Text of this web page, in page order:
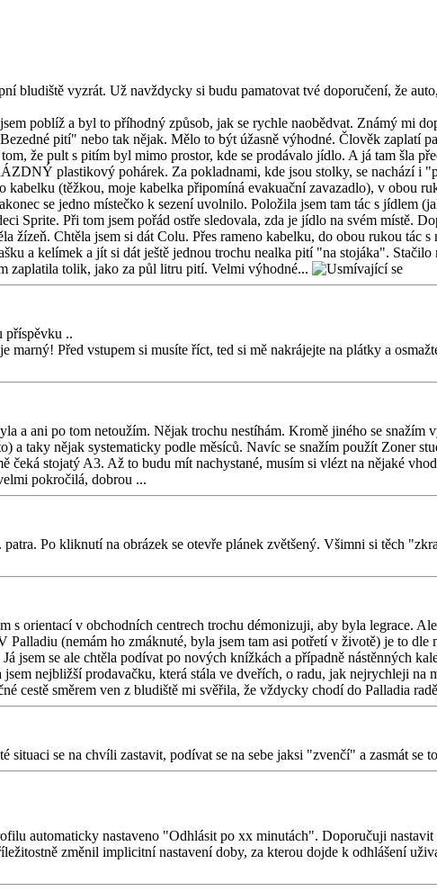
bludiště vyzrát. Už navždycky si budu pamatovat tvé doporučení, že
poblíž a byl to příhodný způsob, jak se rychle naobědvat. Známý mi
pití" nebo tak nějak. Mělo to být úžasně výhodné. Člověk zaplatí
že pult s pitím byl mimo prostor, kde se prodávalo jídlo. A já tam šla
plastikový pohárek. Za pokladnami, kde jsou stolky, se nachází i
kabelku (těžkou, moje kabelka připomíná evakuační zavazadlo), v obou
se jedno místečko k sezení uvolnilo. Položila jsem tam tác s jídlem
Sprite. Při tom jsem pořád ostře sledovala, zda je jídlo na svém místě.
žízeň. Chtěla jsem si dát Colu. Přes rameno kabelku, do obou rukou tác
a kelímek a jít si dát ještě jednou trochu nealka pití "na stojáka".
zaplatila tolik, jako za půl litru pití. Velmi výhodné...
příspěvku ..
marný! Před vstupem si musíte říct, ted si mě nakrájejte na plátky a
a ani po tom netoužím. Nějak trochu nestíhám. Kromě jiného se
a taky nějak systematicky podle měsíců. Navíc se snažím použít Zoner
čeká stojatý A3. Až to budu mít nachystané, musím si vlézt na nějaké
pokročilá, dobrou ...
Po kliknutí na obrázek se otevře plánek zvětšený. Všimni si těch
s orientací v obchodních centrech trochu démonizuji, aby byla legrace.
(nemám ho zmáknuté, byla jsem tam asi potřetí v životě) je to
jsem se ale chtěla podívat po nových knížkách a případně nástěnných
nejbližší prodavačku, která stála ve dveřích, o radu, jak nejrychleji na
cestě směrem ven z bludiště mi svěřila, že vždycky chodí do Palladia
situaci se na chvíli zastavit, podívat se na sebe jaksi "zvenčí" a zasmát
automaticky nastaveno "Odhlásit po xx minutách". Doporučuji
změnil implicitní nastavení doby, za kterou dojde k odhlášení